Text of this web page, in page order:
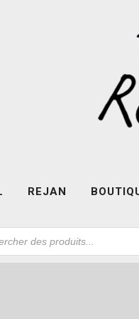
REJAN